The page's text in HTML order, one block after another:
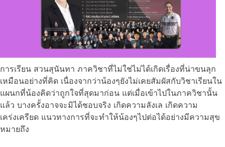
การเรียน สวนสุนันทา ภาควิชาที่ไม่ใช่ไม่ได้เกิดเรื่องที่น่าขนลุก
เหมือนอย่างที่คิด เนื่องจากว่าน้องๆยังไม่เคยสัมผัสกับวิชาเรียนใน
แผนกที่น้องคิดว่าถูกใจที่สุดมาก่อน แต่เมื่อเข้าไปในภาควิชานั้น
แล้ว บางครั้งอาจจะมิได้ชอบจริง เกิดความลังเล เกิดความ
เคร่งเครียด แนวทางการที่จะทำให้น้องๆไปต่อได้อย่างมีความสุข
หมายถึง